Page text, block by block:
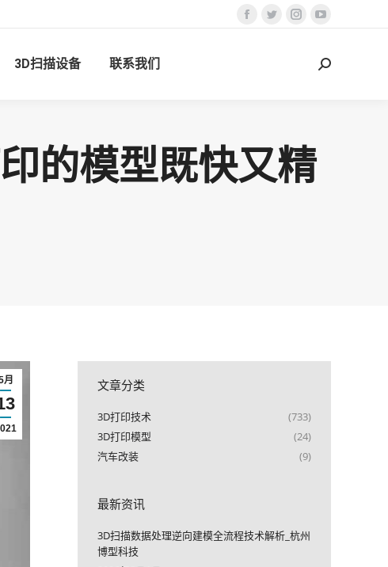
Facebook
中
打
Twitter
中
打
Instagram
中
打
开
在
3D扫描设备 联系我们
搜
的模型既快又精
月 文章分类
3D打印技术
(733)
3D打印模型
(24)
汽车改装
(9)
最新资讯
3D扫描数据处理逆向建模全流程技术解析_杭州
博型科技